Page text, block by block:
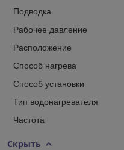
Подводка
Рабочее давление
Расположение
Способ нагрева
Способ установки
Тип водонагревателя
Частота
Скрыть